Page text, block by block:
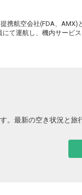
携航空会社(FDA、AMX)
て運航し、機内サービ
。最新の空き状況と旅